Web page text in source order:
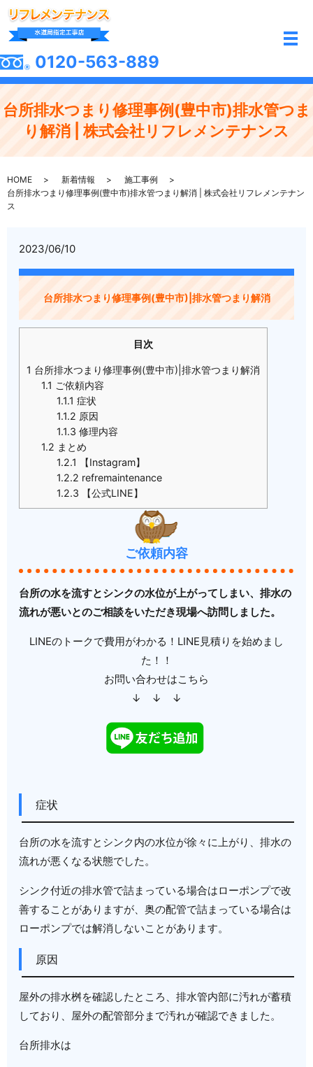
0120-563-889
メ
台所排水つまり修理事例(豊中市)排水管つま
り解消 | 株式会社リフレメンテナンス
HOME 新着情報
施工事例
台所排水つまり修理事例(豊中市)排水管つまり解消 | 株式会社リフレメンテナン
ス
2023/06/10
台所排水つまり修理事例(豊中市)|排水管つまり解消
目次
1 台所排水つまり修理事例(豊中市)|排水管つまり解消
1.1 ご依頼内容
1.1.1 症状
1.1.2 原因
1.1.3 修理内容
1.2 まとめ
1.2.1
【Instagram】
1.2.2 refremaintenance
1.2.3 【公式LINE】
ご依頼内容
台所の水を流すとシンクの水位が上がってしまい、排水の
流れが悪いとのご相談をいただき現場へ訪問しました。
LINEのトークで費用がわかる！LINE見積りを始めまし
た！！
お問い合わせはこちら
↓ ↓ ↓
症状
台所の水を流すとシンク内の水位が徐々に上がり、排水の
流れが悪くなる状態でした。
シンク付近の排水管で詰まっている場合はローポンプで改
善することがありますが、奥の配管で詰まっている場合は
ローポンプでは解消しないことがあります。
原因
屋外の排水桝を確認したところ、排水管内部に汚れが蓄積
しており、屋外の配管部分まで汚れが確認できました。
台所排水は